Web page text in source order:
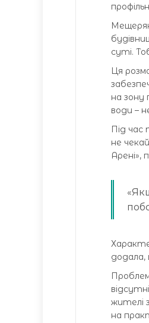
суті.
Ця
на зону
води –
Під час
не
Арені»,
додала,
жителі
на